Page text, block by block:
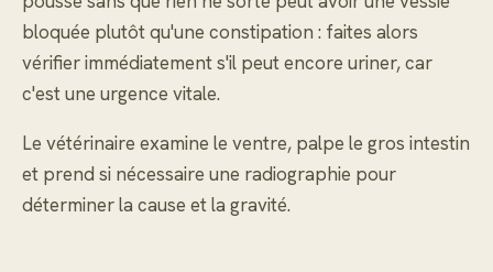
bloquée plutôt qu'une constipation : faites alors
vérifier immédiatement s'il peut encore uriner, car
c'est une urgence vitale.
Le vétérinaire examine le ventre, palpe le gros intestin
et prend si nécessaire une radiographie pour
déterminer la cause et la gravité.